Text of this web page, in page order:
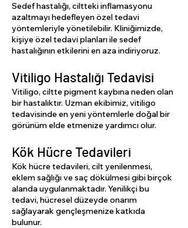
Sedef hastalığı, ciltteki inflamasyonu
azaltmayı hedefleyen özel tedavi
yöntemleriyle yönetilebilir. Kliniğimizde,
kişiye özel tedavi planları ile sedef
hastalığının etkilerini en aza indiriyoruz.
Vitiligo Hastalığı Tedavisi
Vitiligo, ciltte pigment kaybına neden olan
bir hastalıktır. Uzman ekibimiz, vitiligo
tedavisinde en yeni yöntemlerle doğal bir
görünüm elde etmenize yardımcı olur.
Kök Hücre Tedavileri
Kök hücre tedavileri, cilt yenilenmesi,
eklem sağlığı ve saç dökülmesi gibi birçok
alanda uygulanmaktadır. Yenilikçi bu
tedavi, hücresel düzeyde onarım
sağlayarak gençleşmenize katkıda
bulunur.